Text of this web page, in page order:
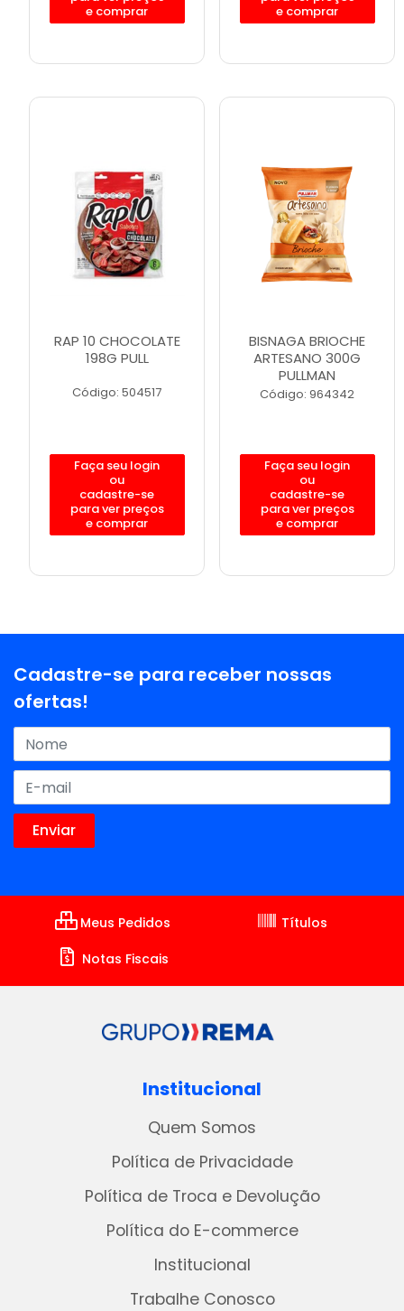
e comprar
e comprar
RAP 10 CHOCOLATE
198G PULL
Código: 504517
Faça seu login
ou
cadastre-se
para ver preços
e comprar
BISNAGA BRIOCHE
ARTESANO 300G
PULLMAN
Código: 964342
Faça seu login
ou
cadastre-se
para ver preços
e comprar
Cadastre-se para receber nossas
ofertas!
Meus Pedidos
Títulos
Notas Fiscais
Institucional
Quem Somos
Política de Privacidade
Política de Troca e Devolução
Política do E-commerce
Institucional
Trabalhe Conosco